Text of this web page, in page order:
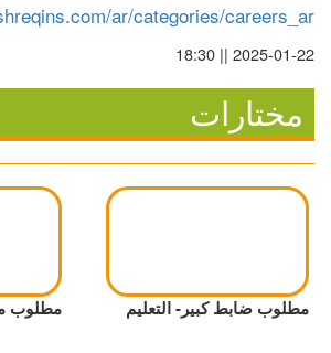
ar/categories/careers_ar
2025-01-22 || 18:30
مختارات
مطلوب ضابط كبير- التعليم مطلوب